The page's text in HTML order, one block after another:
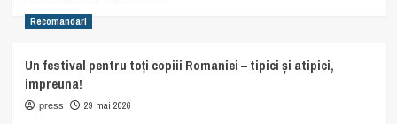
Recomandari
Un festival pentru toți copiii Romaniei – tipici și atipici,
impreuna!
press 29 mai 2026